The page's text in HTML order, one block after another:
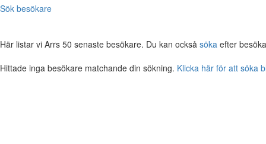
Sök besökare
Här listar vi Arrs 50 senaste besökare. Du kan också söka efter
Hittade inga besökare matchande din sökning. Klicka här för att söka